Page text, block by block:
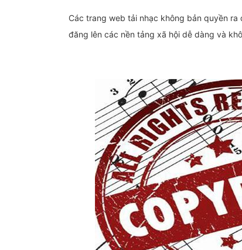
Các trang web tải nhạc không bản quyền
đăng lên các nền tảng xã hội dễ dàng và